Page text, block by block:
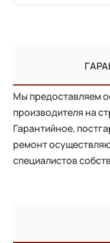
Мы предоставляем
производителя на
Гарантийное,
ремонт
специалистов